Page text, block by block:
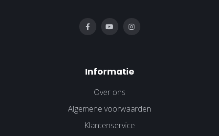
Informatie
Over ons
Algemene voorwaarden
Klantenservice